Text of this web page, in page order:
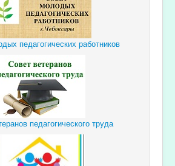
педагогических работников
педагогического труда